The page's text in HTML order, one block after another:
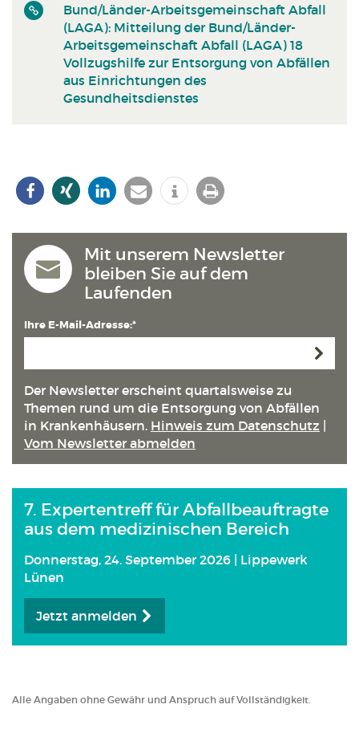
Bund/Länder-Arbeitsgemeinschaft Abfall
(LAGA): Mitteilung der Bund/Länder-
Arbeitsgemeinschaft Abfall (LAGA) 18
Vollzugshilfe zur Entsorgung von Abfällen
aus Einrichtungen des
Gesundheitsdienstes
Mit unserem Newsletter
bleiben Sie auf dem
Laufenden
Ihre E-Mail-Adresse:*
Der Newsletter erscheint quartals­weise zu
Themen rund um die Entsorgung von Abfällen
in Kranken­häusern. Hinweis zum Datenschutz
Vom Newsletter abmelden
7. Expertentreff für Abfallbeauftragte
aus dem medizinischen Bereich
Donnerstag, 24. September 2026 | Lippewerk
Lünen
Jetzt anmelden
Alle Angaben ohne Gewähr und Anspruch auf Vollständigkeit.